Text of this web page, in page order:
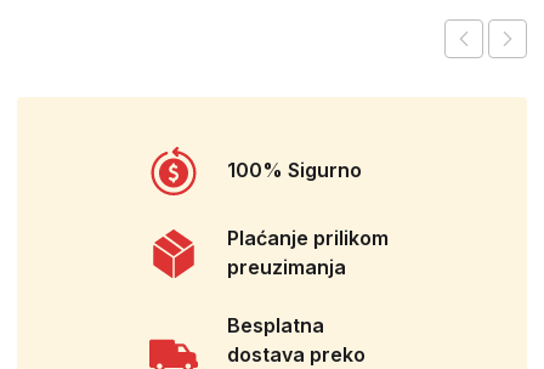
100% Sigurno
Plaćanje prilikom
preuzimanja
Besplatna
dostava preko